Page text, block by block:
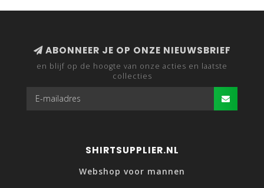
ABONNEER JE OP ONZE NIEUWSBRIEF
en blijf op de hoogte van onze acties en laatste
collecties
SHIRTSUPPLIER.NL
Webshop voor mannen